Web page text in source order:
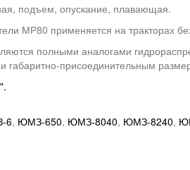
подъем, опускание, плавающая.
МР80 применяется на тракторах
полными аналогами
габаритно-присоединительным
6, ЮМЗ-650, ЮМЗ-8040, ЮМЗ-8240,